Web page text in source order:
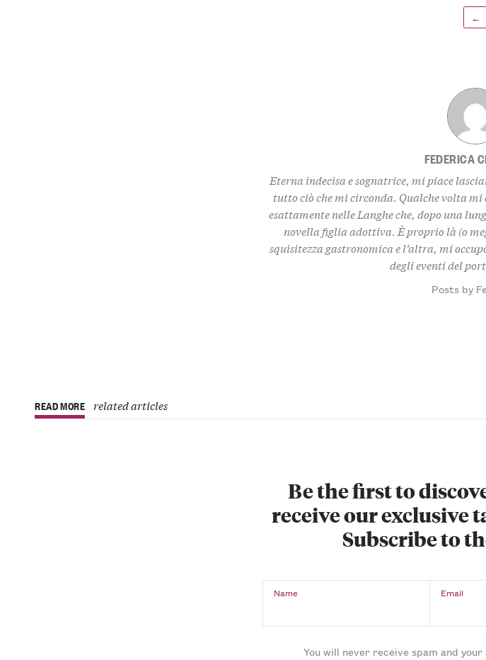
←
FEDERICA
Eterna indecisa e sognatrice, mi piace
tutto ciò che mi circonda. Qualche volta
esattamente nelle Langhe che, dopo una
novella figlia adottiva. È proprio là (o
squisitezza gastronomica e l’altra, mi
degli eventi del
Posts by
READ MORE related articles
Be the first to
receive our exclusive
Subscribe to
Name Email
You will never receive spam and